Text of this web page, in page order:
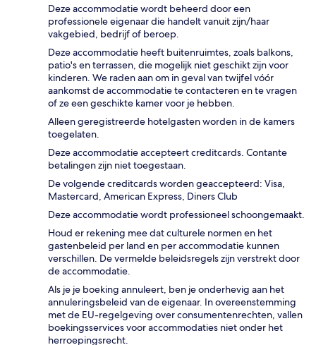
Deze accommodatie wordt beheerd door een
professionele eigenaar die handelt vanuit zijn/haar
vakgebied, bedrijf of beroep.
Deze accommodatie heeft buitenruimtes, zoals balkons,
patio's en terrassen, die mogelijk niet geschikt zijn voor
kinderen. We raden aan om in geval van twijfel vóór
aankomst de accommodatie te contacteren en te vragen
of ze een geschikte kamer voor je hebben.
Alleen geregistreerde hotelgasten worden in de kamers
toegelaten.
Deze accommodatie accepteert creditcards. Contante
betalingen zijn niet toegestaan.
De volgende creditcards worden geaccepteerd: Visa,
Mastercard, American Express, Diners Club
Deze accommodatie wordt professioneel schoongemaakt.
Houd er rekening mee dat culturele normen en het
gastenbeleid per land en per accommodatie kunnen
verschillen. De vermelde beleidsregels zijn verstrekt door
de accommodatie.
Als je je boeking annuleert, ben je onderhevig aan het
annuleringsbeleid van de eigenaar. In overeenstemming
met de EU-regelgeving over consumentenrechten, vallen
boekingsservices voor accommodaties niet onder het
herroepingsrecht.